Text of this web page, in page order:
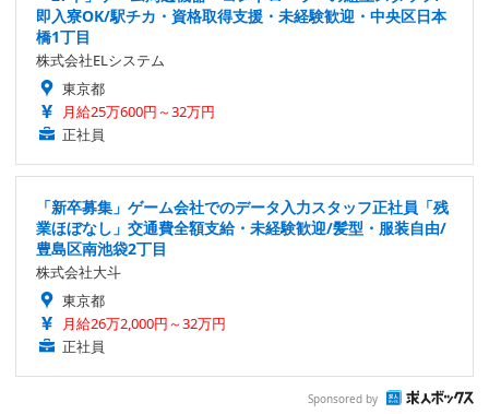
即入寮OK/駅チカ・資格取得支援・未経験歓迎・中央区日本
橋1丁目
株式会社ELシステム
東京都
月給25万600円～32万円
正社員
「新卒募集」ゲーム会社でのデータ入力スタッフ正社員「残
業ほぼなし」交通費全額支給・未経験歓迎/髪型・服装自由/
豊島区南池袋2丁目
株式会社大斗
東京都
月給26万2,000円～32万円
正社員
Sponsored by